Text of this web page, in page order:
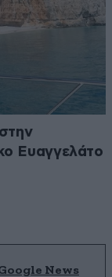
Ευαγγελάτο
News